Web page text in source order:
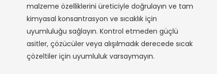
malzeme özelliklerini üreticiyle doğrulayın ve tam
kimyasal konsantrasyon ve sıcaklık için
uyumluluğu sağlayın. Kontrol etmeden güçlü
asitler, çözücüler veya alışılmadık derecede sıcak
çözeltiler için uyumluluk varsaymayın.